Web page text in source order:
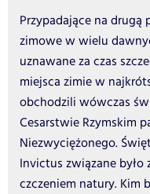
Przypadające na drugą
zimowe w wielu
uznawane za czas
miejsca zimie w
obchodzili wówczas
Cesarstwie Rzymskim
Niezwyciężonego.
Invictus związane
czczeniem natury. Kim